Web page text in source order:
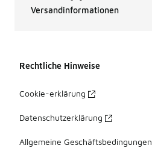
Versandinformationen
Rechtliche Hinweise
Cookie-erklärung
Datenschutzerklärung
Allgemeine Geschäftsbedingungen